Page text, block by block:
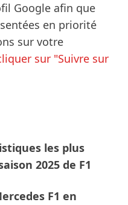
Google afin que
en priorité
sur votre
sur "Suivre sur
les plus
2025 de F1
F1 en